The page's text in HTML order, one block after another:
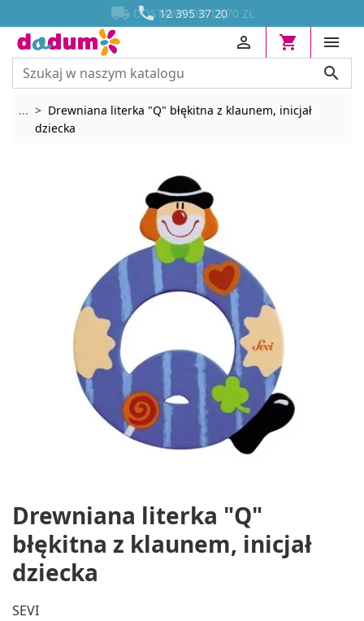
 12 395 37 20
 DOSTAWA OD 13,70 ZŁ






... Rozwiń breadcrumbs
Drewniana literka "Q" błękitna z klaunem, inicjał
dziecka
Drewniana literka "Q"
błękitna z klaunem, inicjał
dziecka
SEVI